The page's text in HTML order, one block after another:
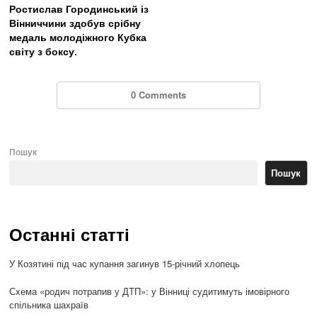
Ростислав Городинський із
Вінниччини здобув срібну
медаль молодіжного Кубка
світу з боксу.
0 Comments
Пошук
Пошук
Останні статті
У Козятині під час купання загинув 15-річний хлопець
Схема «родич потрапив у ДТП»: у Вінниці судитимуть імовірного
спільника шахраїв